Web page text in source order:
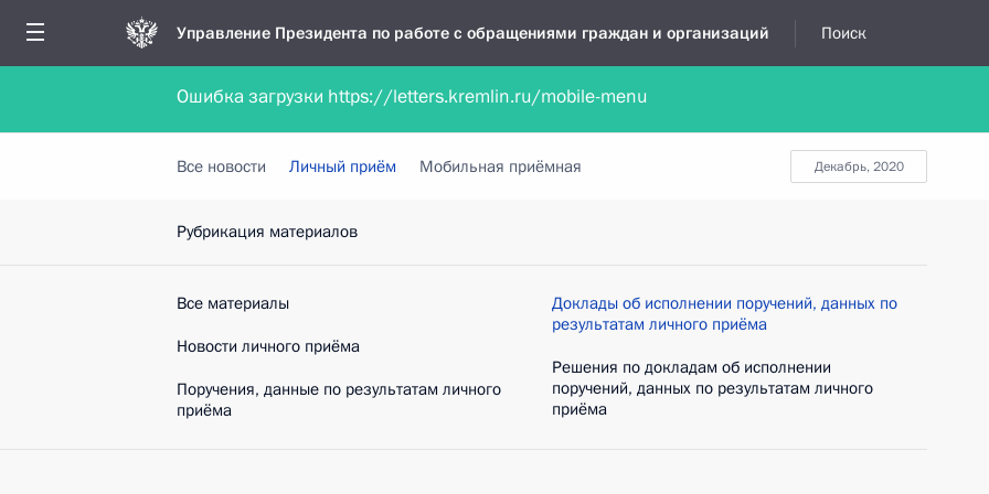
Управление Президента по работе с обращениями граждан и организаций Поиск
Обратиться в форме электронного документа Обратиться в устной форме
декабрь, 2020
Все новости Личный приём Мобильная приёмная
Рубрикация материалов
Все материалы
Новости личного приёма
Поручения, данные по результатам личного
приёма
Доклады об исполнении поручений, данных по
результатам личного приёма
Решения по докладам об исполнении
поручений, данных по результатам личного
приёма
Ошибка загрузки https://letters.kremlin.ru/mobile-menu